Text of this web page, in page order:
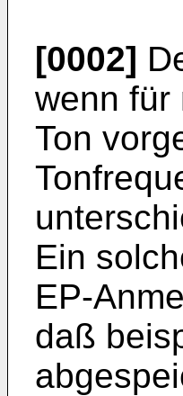
[0002]
wenn für
Ton
Ein
EP-­
daß